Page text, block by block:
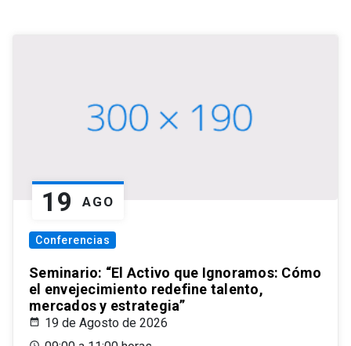
19 AGO
Conferencias
Seminario: “El Activo que Ignoramos: Cómo
el envejecimiento redefine talento,
mercados y estrategia”
19 de Agosto de 2026